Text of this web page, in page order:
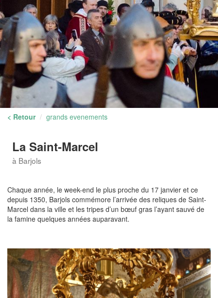
< Retour grands evenements
La Saint-Marcel
à Barjols
Chaque année, le week-end le plus proche du 17 janvier et ce
depuis 1350, Barjols commémore l’arrivée des reliques de Saint-
Marcel dans la ville et les tripes d’un bœuf gras l’ayant sauvé de
la famine quelques années auparavant.